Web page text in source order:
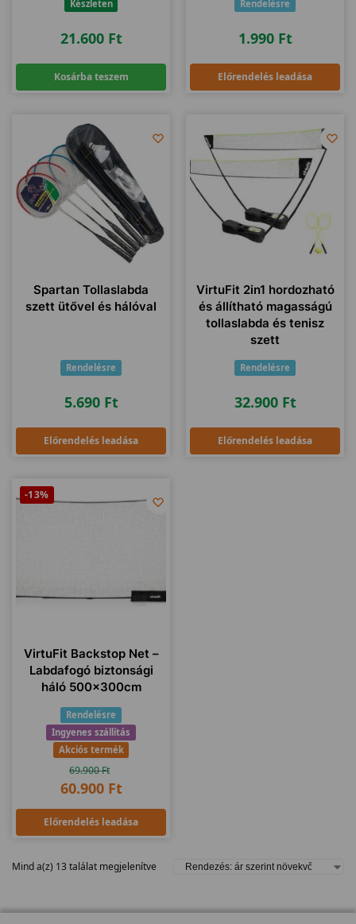
Készleten
21.600 Ft
Kosárba teszem
Rendelésre
1.990 Ft
Előrendelés leadása
Spartan Tollaslabda
szett ütővel és hálóval
Rendelésre
5.690 Ft
Előrendelés leadása
VirtuFit 2in1 hordozható
és állítható magasságú
tollaslabda és tenisz
szett
Rendelésre
32.900 Ft
Előrendelés leadása
-13%
VirtuFit Backstop Net –
Labdafogó biztonsági
háló 500x300cm
Rendelésre
Ingyenes szállítás
Akciós termék
69.900Ft
60.900 Ft
Előrendelés leadása
Mind a(z) 13 találat megjelenítve